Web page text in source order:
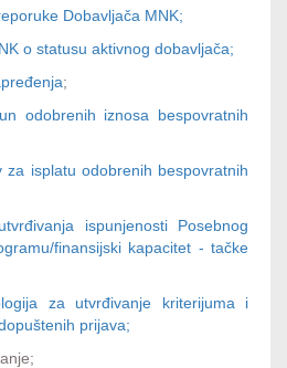
Dobavljača MNK;
o statusu aktivnog dobavljača;
;
odobrenih iznosa bespovratnih
isplatu odobrenih bespovratnih
ispunjenosti Posebnog
finansijski kapacitet - tačke
za utvrđivanje kriterijuma i
prijava;